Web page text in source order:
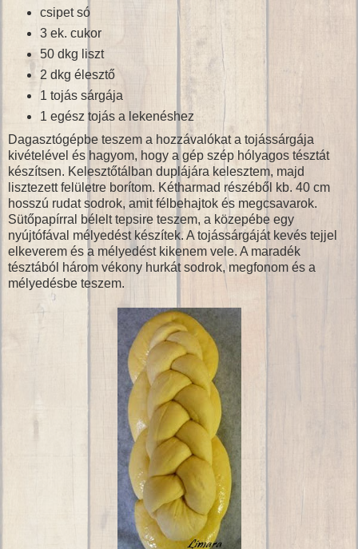
csipet só
3 ek. cukor
50 dkg liszt
2 dkg élesztő
1 tojás sárgája
1 egész tojás a lekenéshez
Dagasztógépbe teszem a hozzávalókat a tojássárgája
kivételével és hagyom, hogy a gép szép hólyagos tésztát
készítsen. Kelesztőtálban duplájára kelesztem, majd
lisztezett felületre borítom. Kétharmad részéből kb. 40 cm
hosszú rudat sodrok, amit félbehajtok és megcsavarok.
Sütőpapírral bélelt tepsire teszem, a közepébe egy
nyújtófával mélyedést készítek. A tojássárgáját kevés tejjel
elkeverem és a mélyedést kikenem vele. A maradék
tésztából három vékony hurkát sodrok, megfonom és a
mélyedésbe teszem.